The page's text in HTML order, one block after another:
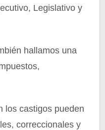
Legislativo y
hallamos una
los castigos pueden
correccionales y